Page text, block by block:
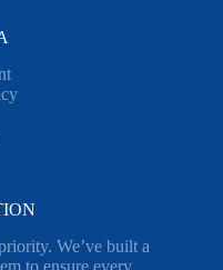
We’ve built a
to ensure every